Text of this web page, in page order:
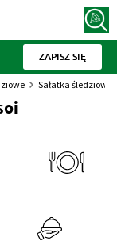
ZAPISZ SIĘ
Sałatka śledziowa